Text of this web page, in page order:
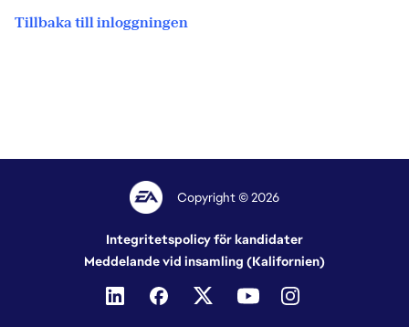
Tillbaka till inloggningen
Copyright © 2026
Integritetspolicy för kandidater
Meddelande vid insamling (Kalifornien)